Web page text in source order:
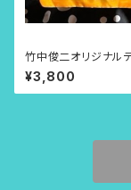
竹中俊二オリジナル
コッシュ（カラビナ付
¥3,800